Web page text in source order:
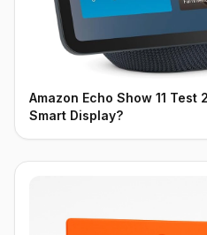
Amazon Echo Show 11
Smart Display?